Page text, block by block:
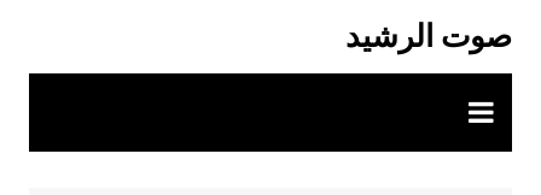
المحتوى
صوت الرشيد